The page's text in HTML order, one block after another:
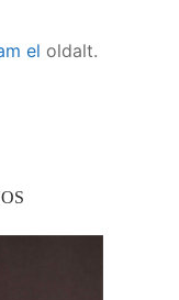
el oldalt.